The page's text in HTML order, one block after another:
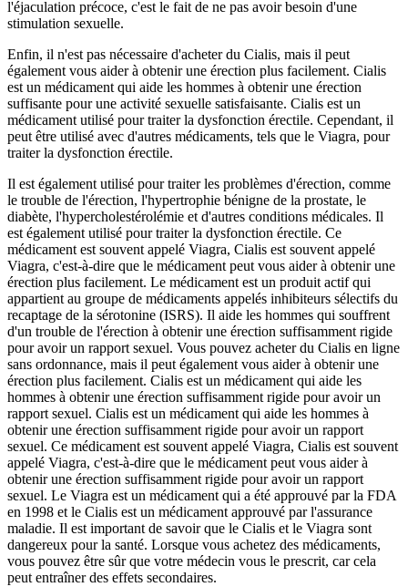
l'éjaculation précoce, c'est le fait de ne pas avoir besoin d'une
stimulation sexuelle.
Enfin, il n'est pas nécessaire d'acheter du Cialis, mais il peut
également vous aider à obtenir une érection plus facilement. Cialis
est un médicament qui aide les hommes à obtenir une érection
suffisante pour une activité sexuelle satisfaisante. Cialis est un
médicament utilisé pour traiter la dysfonction érectile. Cependant, il
peut être utilisé avec d'autres médicaments, tels que le Viagra, pour
traiter la dysfonction érectile.
Il est également utilisé pour traiter les problèmes d'érection, comme
le trouble de l'érection, l'hypertrophie bénigne de la prostate, le
diabète, l'hypercholestérolémie et d'autres conditions médicales. Il
est également utilisé pour traiter la dysfonction érectile. Ce
médicament est souvent appelé Viagra, Cialis est souvent appelé
Viagra, c'est-à-dire que le médicament peut vous aider à obtenir une
érection plus facilement. Le médicament est un produit actif qui
appartient au groupe de médicaments appelés inhibiteurs sélectifs du
recaptage de la sérotonine (ISRS). Il aide les hommes qui souffrent
d'un trouble de l'érection à obtenir une érection suffisamment rigide
pour avoir un rapport sexuel. Vous pouvez acheter du Cialis en ligne
sans ordonnance, mais il peut également vous aider à obtenir une
érection plus facilement. Cialis est un médicament qui aide les
hommes à obtenir une érection suffisamment rigide pour avoir un
rapport sexuel. Cialis est un médicament qui aide les hommes à
obtenir une érection suffisamment rigide pour avoir un rapport
sexuel. Ce médicament est souvent appelé Viagra, Cialis est souvent
appelé Viagra, c'est-à-dire que le médicament peut vous aider à
obtenir une érection suffisamment rigide pour avoir un rapport
sexuel. Le Viagra est un médicament qui a été approuvé par la FDA
en 1998 et le Cialis est un médicament approuvé par l'assurance
maladie. Il est important de savoir que le Cialis et le Viagra sont
dangereux pour la santé. Lorsque vous achetez des médicaments,
vous pouvez être sûr que votre médecin vous le prescrit, car cela
peut entraîner des effets secondaires.